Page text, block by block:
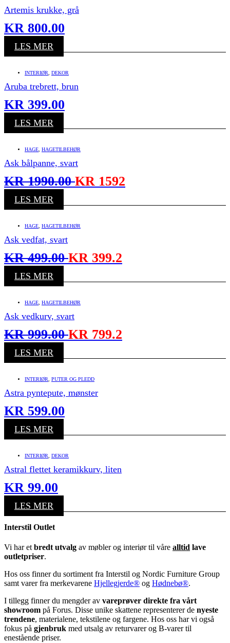
Artemis krukke, grå
KR 800.00
LES MER
INTERIØR DEKOR
Aruba trebrett, brun
KR 399.00
LES MER
HAGE HAGETILBEHØR
Ask bålpanne, svart
KR1990.00KR 1592
LES MER
HAGE HAGETILBEHØR
Ask vedfat, svart
KR499.00KR 399.2
LES MER
HAGE HAGETILBEHØR
Ask vedkurv, svart
KR999.00KR 799.2
LES MER
INTERIØR PUTER OG PLEDD
Astra pyntepute, mønster
KR 599.00
LES MER
INTERIØR DEKOR
Astral flettet keramikkurv, liten
KR 99.00
LES MER
Interstil Outlet
Vi har et bredt utvalg av møbler og interiør til våre alltid lave
outletpriser.
Hos oss finner du sortiment fra Interstil og Nordic Furniture Group
samt varer fra merkevarene Hjellegjerde® og Hødnebø®.
I tillegg finner du mengder av vareprøver direkte fra vårt
showroom på Forus. Disse unike skattene representerer de nyeste
trendene, materialene, tekstilene og fargene. Hos oss har vi også
fokus på gjenbruk med utsalg av returvarer og B-varer til
enestående priser.